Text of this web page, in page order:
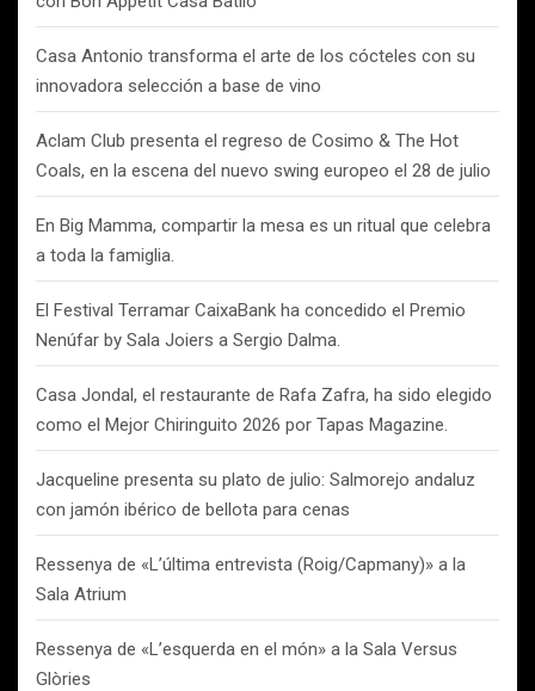
Casa Antonio transforma el arte de los cócteles con su
innovadora selección a base de vino
Aclam Club presenta el regreso de Cosimo & The Hot
Coals, en la escena del nuevo swing europeo el 28 de julio
En Big Mamma, compartir la mesa es un ritual que celebra
a toda la famiglia.
El Festival Terramar CaixaBank ha concedido el Premio
Nenúfar by Sala Joiers a Sergio Dalma.
Casa Jondal, el restaurante de Rafa Zafra, ha sido elegido
como el Mejor Chiringuito 2026 por Tapas Magazine.
Jacqueline presenta su plato de julio: Salmorejo andaluz
con jamón ibérico de bellota para cenas
Ressenya de «L’última entrevista (Roig/Capmany)» a la
Sala Atrium
Ressenya de «L’esquerda en el món» a la Sala Versus
Glòries